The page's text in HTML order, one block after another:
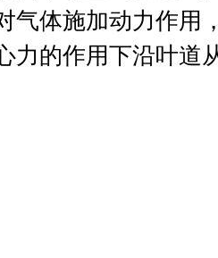
气体施加动力作用
力的作用下沿叶道